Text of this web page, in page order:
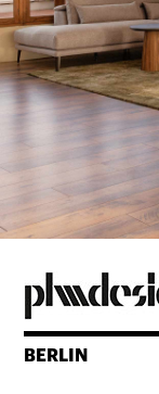
BERLIN